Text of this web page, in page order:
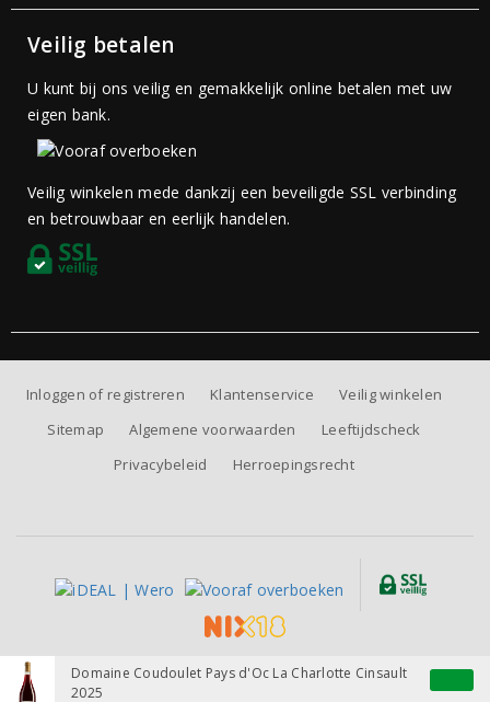
Domaine Coudoulet Pays d'Oc La Charlotte Cinsault
2025
Veilig betalen
U kunt bij ons veilig en gemakkelijk online betalen met uw
eigen bank.
Veilig winkelen mede dankzij een beveiligde SSL verbinding
en betrouwbaar en eerlijk handelen.
Inloggen of registreren Klantenservice
Veilig winkelen
Sitemap
Algemene voorwaarden
Leeftijdscheck
Privacybeleid
Herroepingsrecht
Alle prijzen zijn inclusief BTW, exclusief eventuele verzendkosten.